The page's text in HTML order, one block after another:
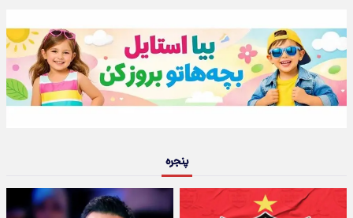
پنجره